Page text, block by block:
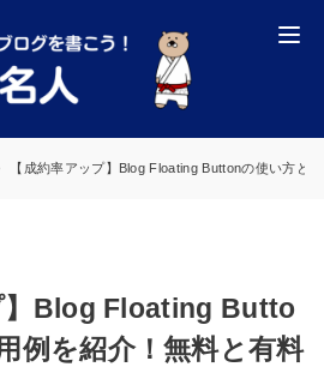
【成約率アップ】Blog Floating Buttonの使い方と
】Blog Floating Butto
例を紹介！無料と有料